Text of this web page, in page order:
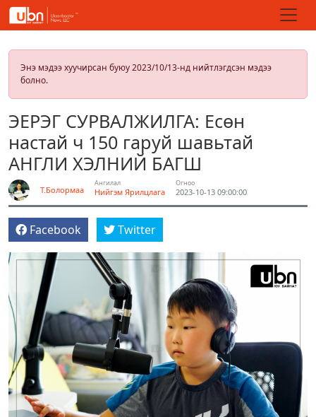
Энэ мэдээ хуучирсан буюу 2023/10/13-нд нийтлэгдсэн мэдээ
болно.
ЭЕРЭГ СУРВАЛЖИЛГА: Есөн
настай ч 150 гаруй шавьтай
АНГЛИ ХЭЛНИЙ БАГШ
Т.Болормаа
Ангилал
Нийгэм Ярилцлага
Огноо
2023-10-13 09:00:00
Facebook Twitter